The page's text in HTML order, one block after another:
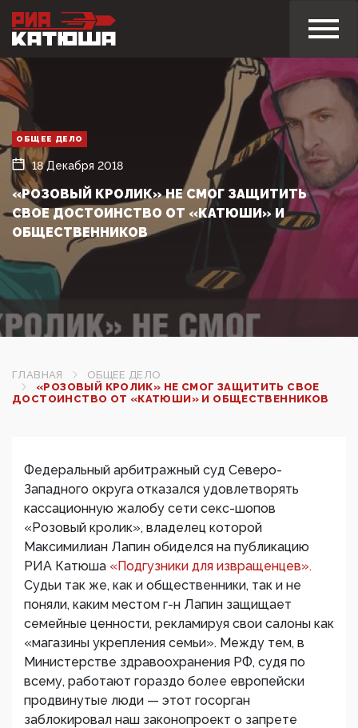
ОБЩЕЕ ДЕЛО
18 Декабря 2018
«РОЗОВЫЙ КРОЛИК» НЕ СМОГ ЗАЩИТИТЬ
СВОЕ ДОСТОИНСТВО ОТ «КАТЮШИ» И
ОБЩЕСТВЕННИКОВ
ГЛАВНАЯ
ОБЩЕЕ ДЕЛО
«РОЗОВЫЙ КРОЛИК» НЕ СМОГ ЗАЩИТИТЬ СВОЕ
ДОСТОИНСТВО ОТ «КАТЮШИ» И ОБЩЕСТВЕННИКОВ
Федеральный арбитражный суд Северо-
Западного округа отказался удовлетворять
кассационную жалобу сети секс-шопов
«Розовый кролик», владелец которой
Максимилиан Лапин обиделся на публикацию
РИА Катюша «Подгузники для извращенцев».
Судьи так же, как и общественники, так и не
поняли, каким местом г-н Лапин защищает
семейные ценности, рекламируя свои салоны как
«магазины укрепления семьи». Между тем, в
Министерстве здравоохранения РФ, судя по
всему, работают гораздо более европейски
продвинутые люди — этот госорган
заблокировал наш законопроект о запрете